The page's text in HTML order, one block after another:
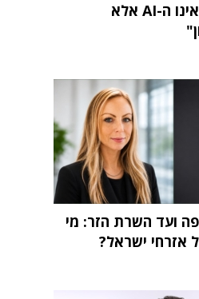
"האתגר הגדול אינו ה-AI אלא
ועד השרת הזר: מי
אזרחי ישראל?